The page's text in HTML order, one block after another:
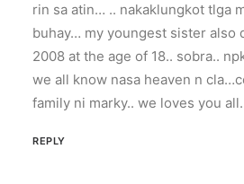
rin sa atin… .. nakaklungkot tlga
buhay… my youngest sister also
2008 at the age of 18.. sobra..
we all know nasa heaven n
family ni marky.. we loves you
REPLY